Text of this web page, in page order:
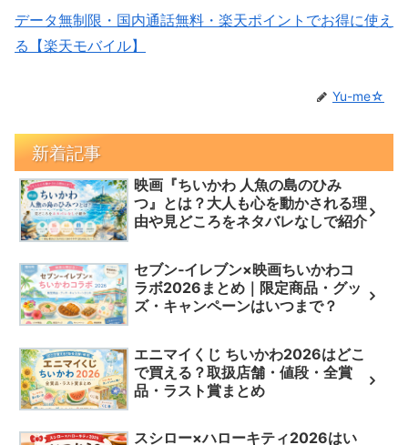
データ無制限・国内通話無料・楽天ポイントでお得に使え
る【楽天モバイル】
Yu-me☆
新着記事
映画『ちいかわ 人魚の島のひみ
つ』とは？大人も心を動かされる理
由や見どころをネタバレなしで紹介
セブン‐イレブン×映画ちいかわコ
ラボ2026まとめ｜限定商品・グッ
ズ・キャンペーンはいつまで？
エニマイくじ ちいかわ2026はどこ
で買える？取扱店舗・値段・全賞
品・ラスト賞まとめ
スシロー×ハローキティ2026はい